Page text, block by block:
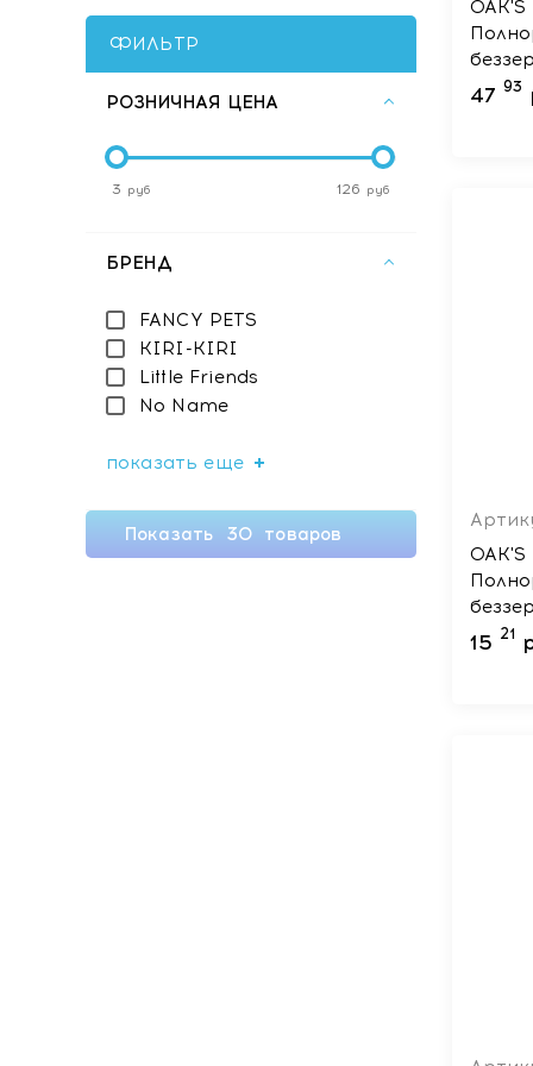
ФИЛЬТР
РОЗНИЧНАЯ ЦЕНА
3 руб 126 руб
БРЕНД
FANCY PETS
KIRI-KIRI
Little Friends
No Name
показать еще
Показать 30 товаров
OAK'S
47 93
OAK'S
15 21